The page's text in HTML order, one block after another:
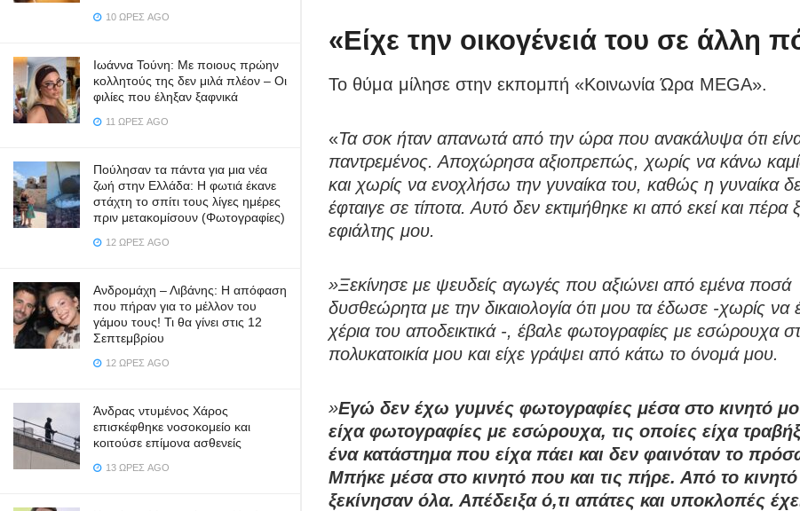
10 ΏΡΕΣ AGO
Ιωάννα Τούνη: Με ποιους πρώην
κολλητούς της δεν μιλά πλέον – Οι
φιλίες που έληξαν ξαφνικά
11 ΏΡΕΣ AGO
Πούλησαν τα πάντα για μια νέα
ζωή στην Ελλάδα: Η φωτιά έκανε
στάχτη το σπίτι τους λίγες ημέρες
πριν μετακομίσουν (Φωτογραφίες)
12 ΏΡΕΣ AGO
Ανδρομάχη – Λιβάνης: Η απόφαση
που πήραν για το μέλλον του
γάμου τους! Τι θα γίνει στις 12
Σεπτεμβρίου
12 ΏΡΕΣ AGO
Άνδρας ντυμένος Χάρος
επισκέφθηκε νοσοκομείο και
κοιτούσε επίμονα ασθενείς
13 ΏΡΕΣ AGO
«Είχε την οικογένειά του σε άλλη
Το θύμα μίλησε στην εκπομπή «Κοινωνία Ώρα MEGA».
«Τα σοκ ήταν απανωτά από την ώρα που ανακάλυψα ότι
παντρεμένος. Αποχώρησα αξιοπρεπώς, χωρίς να κάνω
και χωρίς να ενοχλήσω την γυναίκα του, καθώς η γυναίκα
έφταιγε σε τίποτα. Αυτό δεν εκτιμήθηκε κι από εκεί και πέρα
εφιάλτης μου.
»Ξεκίνησε με ψευδείς αγωγές που αξιώνει από εμένα ποσά
δυσθεώρητα με την δικαιολογία ότι μου τα έδωσε -χωρίς να
χέρια του αποδεικτικά -, έβαλε φωτογραφίες με εσώρουχα
πολυκατοικία μου και είχε γράψει από κάτω το όνομά μου.
»Εγώ δεν έχω γυμνές φωτογραφίες μέσα στο κινητό
είχα φωτογραφίες με εσώρουχα, τις οποίες είχα
ένα κατάστημα που είχα πάει και δεν φαινόταν το
Μπήκε μέσα στο κινητό που και τις πήρε. Από το
ξεκίνησαν όλα. Απέδειξα ό,τι απάτες και υποκλοπές